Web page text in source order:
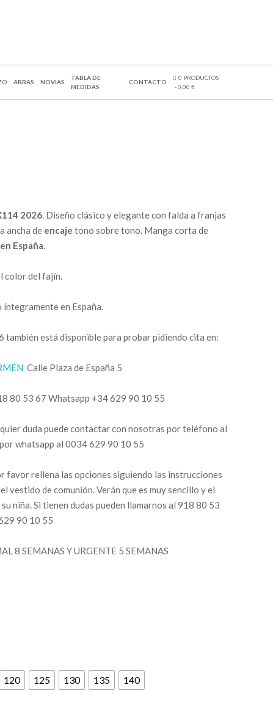
ARRAS NOVIAS
TABLA DE
MEDIDAS
CONTACTO
0 PRODUCTOS
0,00 €
2026. Diseño clásico y elegante con falda a franjas
ancha de encaje tono sobre tono. Manga corta de
España.
color del fajín.
en España.
también está disponible para probar pidiendo cita en:
Calle Plaza de España 5
80 53 67 Whatsapp +34 629 90 10 55
duda puede contactar con nosotras por teléfono al
whatsapp al 0034 629 90 10 55
favor rellena las opciones siguiendo las instrucciones
vestido de comunión. Verán que es muy sencillo y el
niña. Si tienen dudas pueden llamarnos al 918 80 53
90 10 55
8 SEMANAS Y URGENTE 5 SEMANAS
120 125 130 135 140